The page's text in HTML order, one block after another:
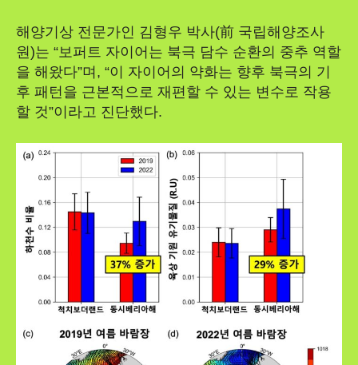
해양기상 전문가인 김형우 박사(前 국립해양조사
원)는 “보퍼트 자이어는 북극 담수 순환의 중추 역할
을 해왔다”며, “이 자이어의 약화는 향후 북극의 기
후 패턴을 근본적으로 재편할 수 있는 변수로 작용
할 것”이라고 진단했다.